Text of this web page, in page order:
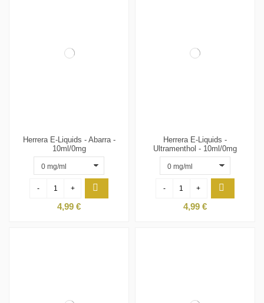
Herrera E-Liquids - Abarra -
10ml/0mg
- +
4,99 €
Herrera E-Liquids -
Ultramenthol - 10ml/0mg
- +
4,99 €